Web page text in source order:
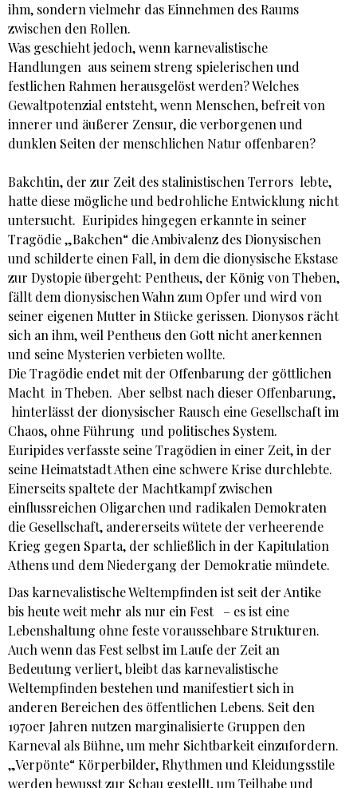
ihm, sondern vielmehr das Einnehmen des Raums
zwischen den Rollen.
Was geschieht jedoch, wenn karnevalistische
Handlungen aus seinem streng spielerischen und
festlichen Rahmen herausgelöst werden? Welches
Gewaltpotenzial entsteht, wenn Menschen, befreit von
innerer und äußerer Zensur, die verborgenen und
dunklen Seiten der menschlichen Natur offenbaren?
Bakchtin, der zur Zeit des stalinistischen Terrors lebte,
hatte diese mögliche und bedrohliche Entwicklung nicht
untersucht. Euripides hingegen erkannte in seiner
Tragödie „Bakchen“ die Ambivalenz des Dionysischen
und schilderte einen Fall, in dem die dionysische Ekstase
zur Dystopie übergeht: Pentheus, der König von Theben,
fällt dem dionysischen Wahn zum Opfer und wird von
seiner eigenen Mutter in Stücke gerissen. Dionysos rächt
sich an ihm, weil Pentheus den Gott nicht anerkennen
und seine Mysterien verbieten wollte.
Die Tragödie endet mit der Offenbarung der göttlichen
Macht in Theben. Aber selbst nach dieser Offenbarung,
hinterlässt der dionysischer Rausch eine Gesellschaft im
Chaos, ohne Führung und politisches System.
Euripides verfasste seine Tragödien in einer Zeit, in der
seine Heimatstadt Athen eine schwere Krise durchlebte.
Einerseits spaltete der Machtkampf zwischen
einflussreichen Oligarchen und radikalen Demokraten
die Gesellschaft, andererseits wütete der verheerende
Krieg gegen Sparta, der schließlich in der Kapitulation
Athens und dem Niedergang der Demokratie mündete.
Das karnevalistische Weltempfinden ist seit der Antike
bis heute weit mehr als nur ein Fest – es ist eine
Lebenshaltung ohne feste voraussehbare Strukturen.
Auch wenn das Fest selbst im Laufe der Zeit an
Bedeutung verliert, bleibt das karnevalistische
Weltempfinden bestehen und manifestiert sich in
anderen Bereichen des öffentlichen Lebens. Seit den
1970er Jahren nutzen marginalisierte Gruppen den
Karneval als Bühne, um mehr Sichtbarkeit einzufordern.
„Verpönte“ Körperbilder, Rhythmen und Kleidungsstile
werden bewusst zur Schau gestellt, um Teilhabe und